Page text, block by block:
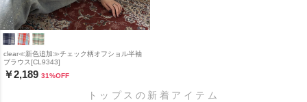
clear≪新色追加≫チェック柄オフショル半袖
ブラウス[CL9343]
￥2,189 31%OFF
トップスの新着アイテム